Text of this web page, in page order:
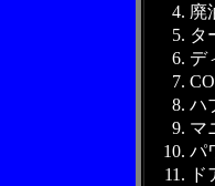
廃
タ
デ
ハ
マ
パ